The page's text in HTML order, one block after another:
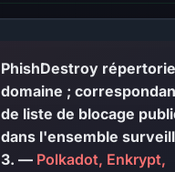
PhishDestroy
domaine ;
de liste de blocage
dans l'ensemble
3. — Polkadot, Enkrypt,